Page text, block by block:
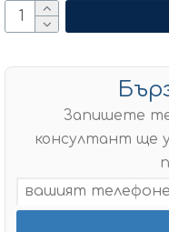
Запишете
консултант ще